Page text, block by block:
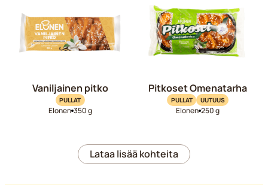
Vaniljainen pitko
PULLAT
Elonen 350 g
Pitkoset Omenatarha
PULLAT UUTUUS
Elonen 250 g
Lataa lisää kohteita